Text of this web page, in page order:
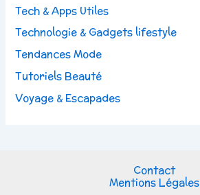
Tech & Apps Utiles
Technologie & Gadgets lifestyle
Tendances Mode
Tutoriels Beauté
Voyage & Escapades
Contact
Mentions Légales